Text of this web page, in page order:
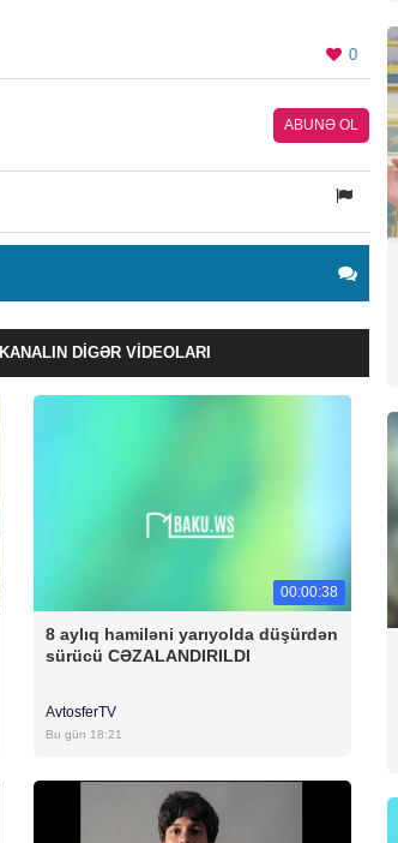
0
ABUNƏ OL
KANALIN DIGƏR VIDEOLARI
00:00:38
8 aylıq hamiləni yarıyolda düşürdən
sürücü CƏZALANDIRILDI
AvtosferTV
Bu gün 18:21